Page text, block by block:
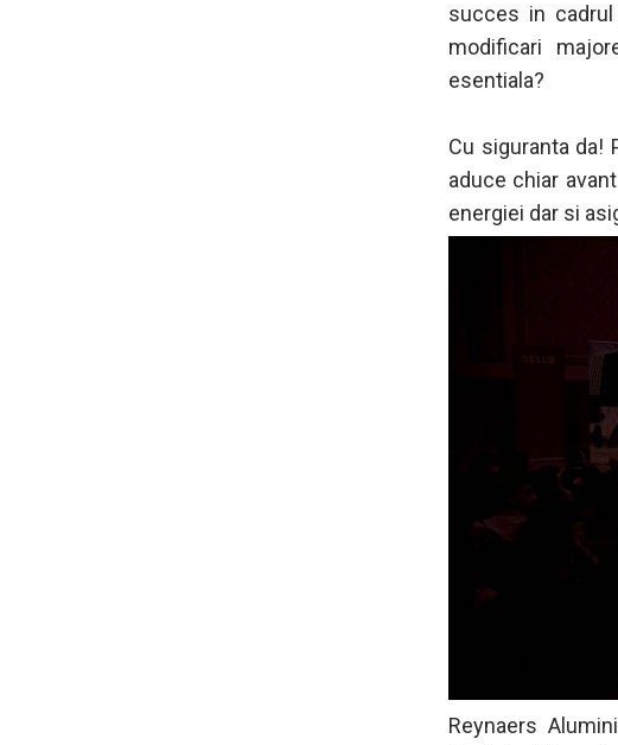
succes in
modificari
esentiala?
Cu siguranta da!
aduce chiar
energiei dar si
Reynaers